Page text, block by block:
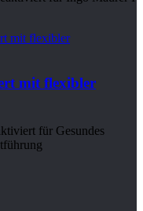
mit flexibler
für Gesundes